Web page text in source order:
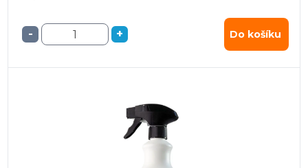
- + Do košíku